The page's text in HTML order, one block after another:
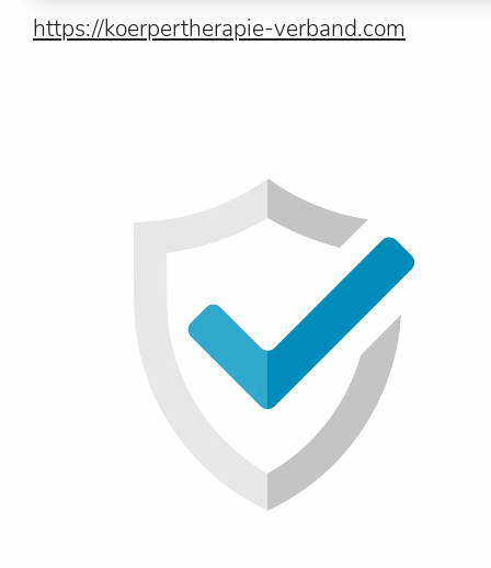
https://koerpertherapie-verband.com